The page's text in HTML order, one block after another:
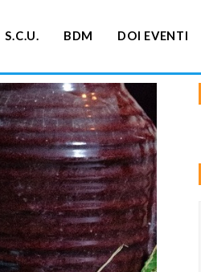
S.C.U. BDM DOI EVENTI